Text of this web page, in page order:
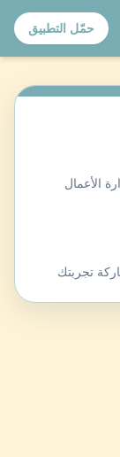
حمّل التطبيق
الأعمال